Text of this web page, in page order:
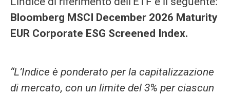
Bloomberg MSCI December 2026 Maturity
EUR Corporate ESG Screened Index.
“L’Indice è ponderato per la capitalizzazione
di mercato, con un limite del 3% per ciascun